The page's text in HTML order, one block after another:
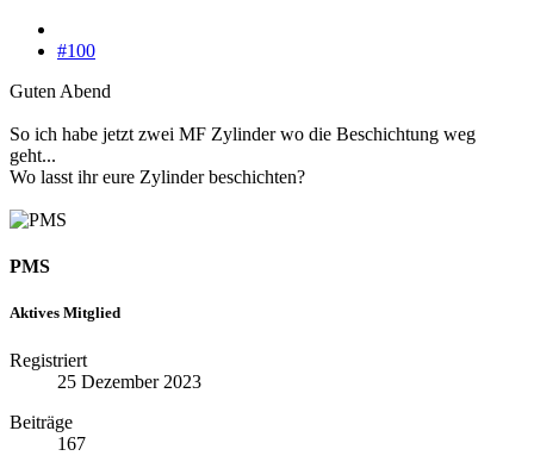
#100
Guten Abend
So ich habe jetzt zwei MF Zylinder wo die Beschichtung weg
geht...
Wo lasst ihr eure Zylinder beschichten?
PMS
Aktives Mitglied
Registriert
25 Dezember 2023
Beiträge
167